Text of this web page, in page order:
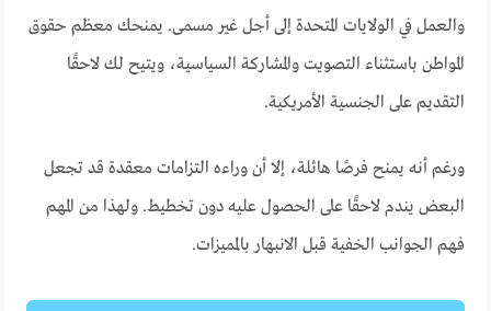
والعمل في الولايات المتحدة إلى أجل غير مسمى. يمنحك معظم حقوق
المواطن باستثناء التصويت والمشاركة السياسية، ويتيح لك لاحقًا
التقديم على الجنسية الأمريكية.
ورغم أنه يمنح فرصًا هائلة، إلا أن وراءه التزامات معقدة قد تجعل
البعض يندم لاحقًا على الحصول عليه دون تخطيط. ولهذا من المهم
فهم الجوانب الخفية قبل الانبهار بالمميزات.